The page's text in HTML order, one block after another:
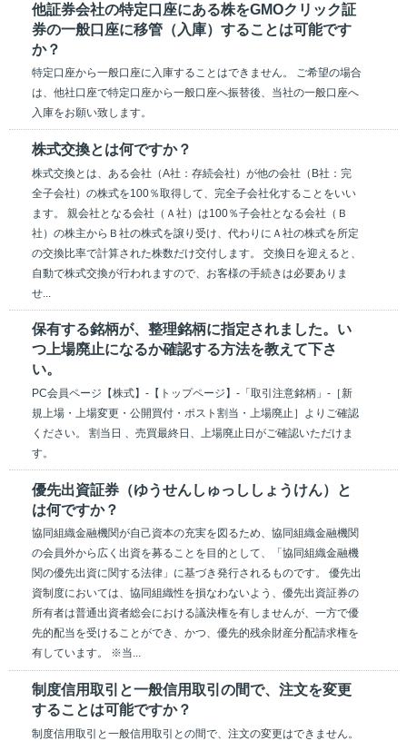
他証券会社の特定口座にある株をGMOクリック証
券の一般口座に移管（入庫）することは可能です
か？
特定口座から一般口座に入庫することはできません。 ご希望の場合
は、他社口座で特定口座から一般口座へ振替後、当社の一般口座へ
入庫をお願い致します。
株式交換とは何ですか？
株式交換とは、ある会社（A社：存続会社）が他の会社（B社：完
全子会社）の株式を100％取得して、完全子会社化することをいい
ます。 親会社となる会社（Ａ社）は100％子会社となる会社（Ｂ
社）の株主からＢ社の株式を譲り受け、代わりにＡ社の株式を所定
の交換比率で計算された株数だけ交付します。 交換日を迎えると、
自動で株式交換が行われますので、お客様の手続きは必要ありま
せ...
保有する銘柄が、整理銘柄に指定されました。い
つ上場廃止になるか確認する方法を教えて下さ
い。
PC会員ページ【株式】-【トップページ】-「取引注意銘柄」-［新
規上場・上場変更・公開買付・ポスト割当・上場廃止］よりご確認
ください。 割当日 、売買最終日、上場廃止日がご確認いただけま
す。
優先出資証券（ゆうせんしゅっししょうけん）と
は何ですか？
協同組織金融機関が自己資本の充実を図るため、協同組織金融機関
の会員外から広く出資を募ることを目的として、「協同組織金融機
関の優先出資に関する法律」に基づき発行されるものです。 優先出
資制度においては、協同組織性を損なわないよう、優先出資証券の
所有者は普通出資者総会における議決権を有しませんが、一方で優
先的配当を受けることができ、かつ、優先的残余財産分配請求権を
有しています。 ※当...
制度信用取引と一般信用取引の間で、注文を変更
することは可能ですか？
制度信用取引と一般信用取引との間で、注文の変更はできません。